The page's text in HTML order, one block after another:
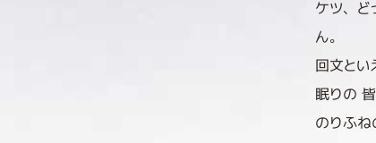
ケツ、ど
ん。
回文と
眠りの
のりふね